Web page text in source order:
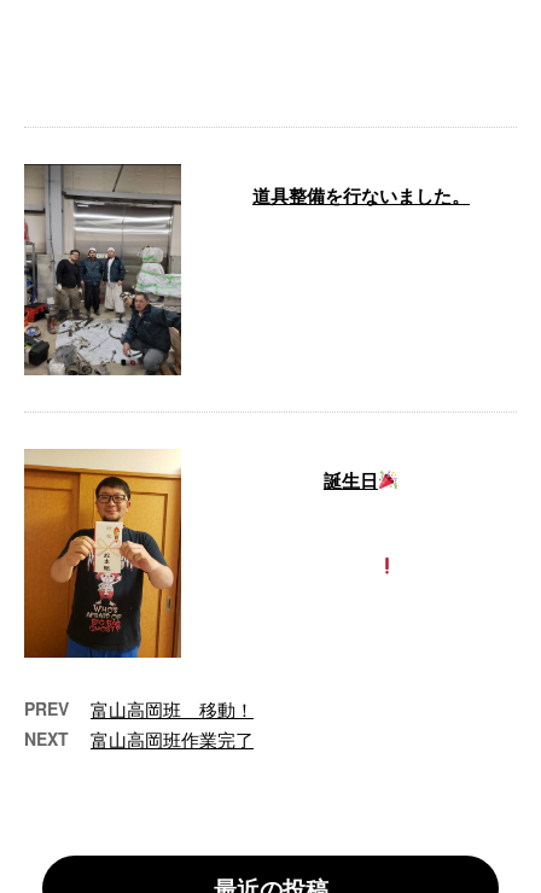
道具整備を行ないました。
誕生日
PREV 富山高岡班 移動！
NEXT 富山高岡班作業完了